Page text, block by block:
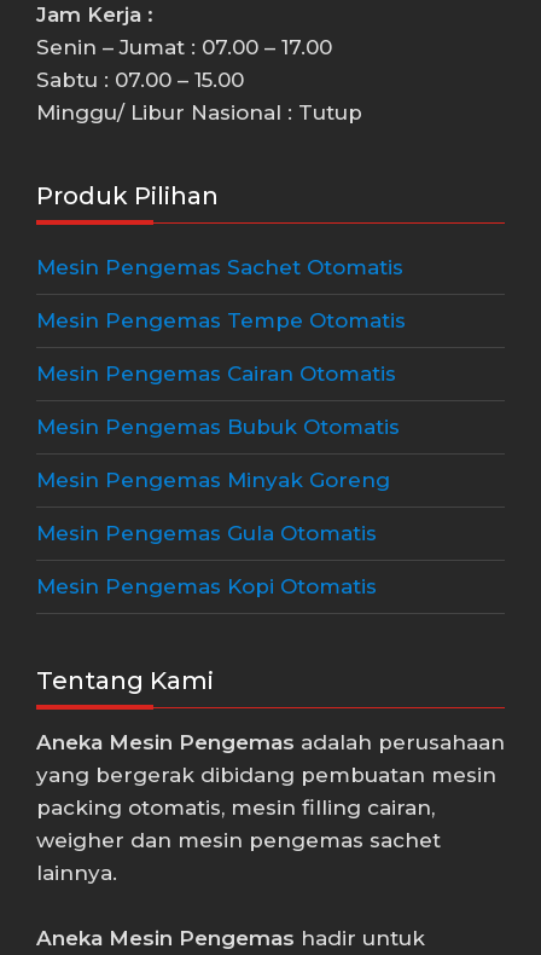
Jam Kerja :
Senin – Jumat : 07.00 – 17.00
Sabtu : 07.00 – 15.00
Minggu/ Libur Nasional : Tutup
Produk Pilihan
Mesin Pengemas Sachet Otomatis
Mesin Pengemas Tempe Otomatis
Mesin Pengemas Cairan Otomatis
Mesin Pengemas Bubuk Otomatis
Mesin Pengemas Minyak Goreng
Mesin Pengemas Gula Otomatis
Mesin Pengemas Kopi Otomatis
Tentang Kami
Aneka Mesin Pengemas adalah perusahaan
yang bergerak dibidang pembuatan mesin
packing otomatis, mesin filling cairan,
weigher dan mesin pengemas sachet
lainnya.
Aneka Mesin Pengemas hadir untuk